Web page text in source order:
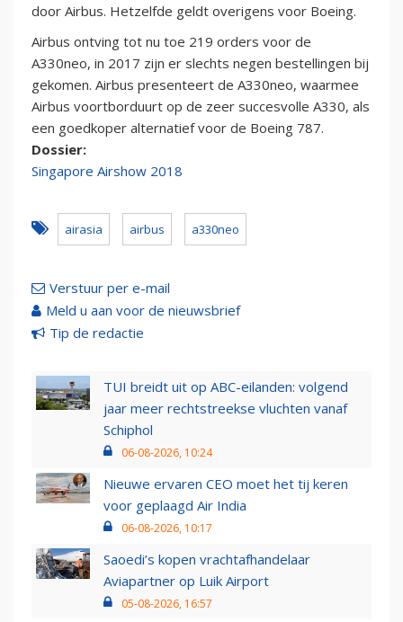
door Airbus. Hetzelfde geldt overigens voor Boeing.
Airbus ontving tot nu toe 219 orders voor de
A330neo, in 2017 zijn er slechts negen bestellingen bij
gekomen. Airbus presenteert de A330neo, waarmee
Airbus voortborduurt op de zeer succesvolle A330, als
een goedkoper alternatief voor de Boeing 787.
Dossier:
Singapore Airshow 2018
airasia airbus a330neo
Verstuur per e-mail
Meld u aan voor de nieuwsbrief
Tip de redactie
TUI breidt uit op ABC-eilanden: volgend
jaar meer rechtstreekse vluchten vanaf
Schiphol
06-08-2026, 10:24
Nieuwe ervaren CEO moet het tij keren
voor geplaagd Air India
06-08-2026, 10:17
Saoedi’s kopen vrachtafhandelaar
Aviapartner op Luik Airport
05-08-2026, 16:57